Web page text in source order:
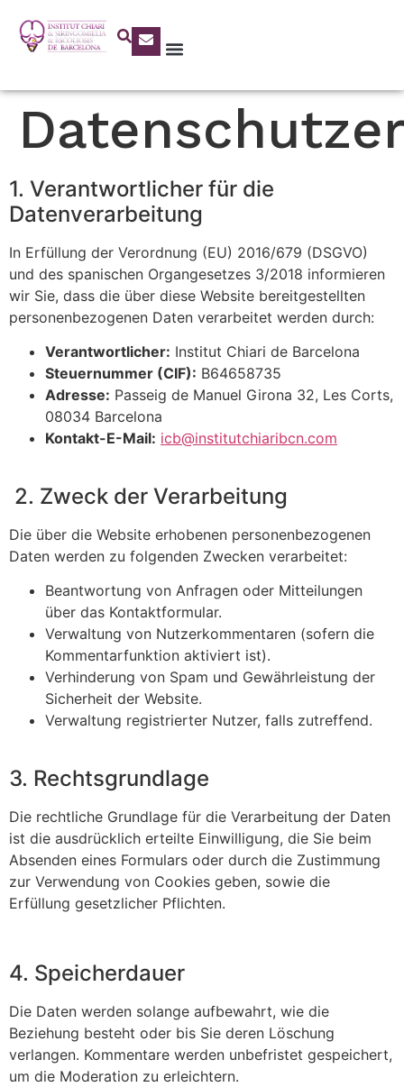
1. Verantwortlicher für die
Datenverarbeitung
In Erfüllung der Verordnung (EU) 2016/679 (DSGVO)
und des spanischen Organgesetzes 3/2018 informieren
wir Sie, dass die über diese Website bereitgestellten
personenbezogenen Daten verarbeitet werden durch:
Verantwortlicher: Institut Chiari de Barcelona
Steuernummer (CIF): B64658735
Adresse: Passeig de Manuel Girona 32, Les Corts,
08034 Barcelona
Kontakt-E-Mail: icb@institutchiaribcn.com
2. Zweck der Verarbeitung
Die über die Website erhobenen personenbezogenen
Daten werden zu folgenden Zwecken verarbeitet:
Beantwortung von Anfragen oder Mitteilungen
über das Kontaktformular.
Verwaltung von Nutzerkommentaren (sofern die
Kommentarfunktion aktiviert ist).
Verhinderung von Spam und Gewährleistung der
Sicherheit der Website.
Verwaltung registrierter Nutzer, falls zutreffend.
3. Rechtsgrundlage
Die rechtliche Grundlage für die Verarbeitung der Daten
ist die ausdrücklich erteilte Einwilligung, die Sie beim
Absenden eines Formulars oder durch die Zustimmung
zur Verwendung von Cookies geben, sowie die
Erfüllung gesetzlicher Pflichten.
4. Speicherdauer
Die Daten werden solange aufbewahrt, wie die
Beziehung besteht oder bis Sie deren Löschung
verlangen. Kommentare werden unbefristet gespeichert,
um die Moderation zu erleichtern.